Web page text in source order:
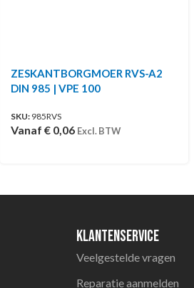
ZESKANTBORGMOER RVS-A2
DIN 985 | VPE 100
SKU: 985RVS
Vanaf € 0,06 Excl. BTW
Klantenservice
Veelgestelde vragen
Reparatie aanmelden